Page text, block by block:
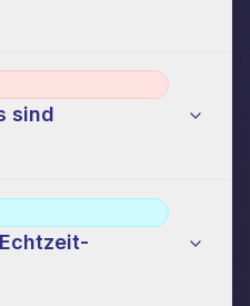
sind